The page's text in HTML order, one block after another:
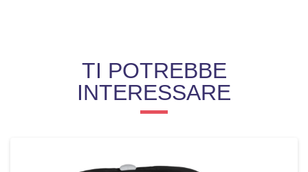
TI POTREBBE
INTERESSARE